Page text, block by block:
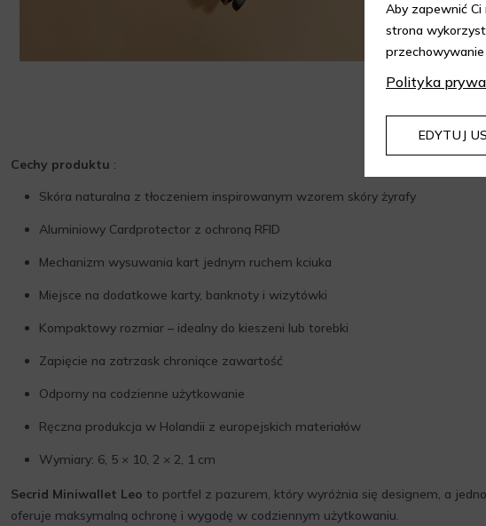
Cechy produktu :
Skóra naturalna z tłoczeniem inspirowanym wzorem skóry żyrafy
Aluminiowy Cardprotector z ochroną RFID
Mechanizm wysuwania kart jednym ruchem kciuka
Miejsce na dodatkowe karty, banknoty i wizytówki
Kompaktowy rozmiar – idealny do kieszeni lub torebki
Zapięcie na zatrzask chroniące zawartość
Odporny na codzienne użytkowanie
Ręczna produkcja w Holandii z europejskich materiałów
Wymiary: 6, 5 × 10, 2 × 2, 1 cm
Secrid Miniwallet Leo to portfel z pazurem, który wyróżnia się designem, a
oferuje maksymalną ochronę i wygodę w codziennym użytkowaniu.
Aby zapewnić
strona
Polityka
EDYTUJ